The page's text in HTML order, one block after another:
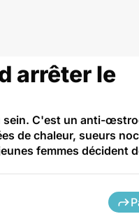
arrêter le
sein. C'est un anti-
de chaleur, sueurs
femmes décident